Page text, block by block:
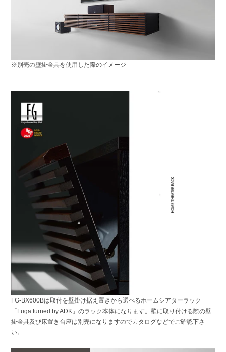
※別売の壁掛金具を使用した際のイメージ
FG-BX600Bは取付を壁掛け据え置きから選べるホームシアターラック
「Fuga turned by ADK」のラック本体になります。壁に取り付ける際の壁
掛金具及び床置き台座は別売になりますのでカタログなどでご確認下さ
い。